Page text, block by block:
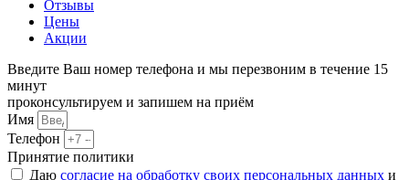
Отзывы
Цены
Акции
Введите Ваш номер телефона и мы перезвоним в течение 15
минут
проконсультируем и запишем на приём
Имя
Телефон
Принятие политики
Даю согласие на обработку своих персональных данных и